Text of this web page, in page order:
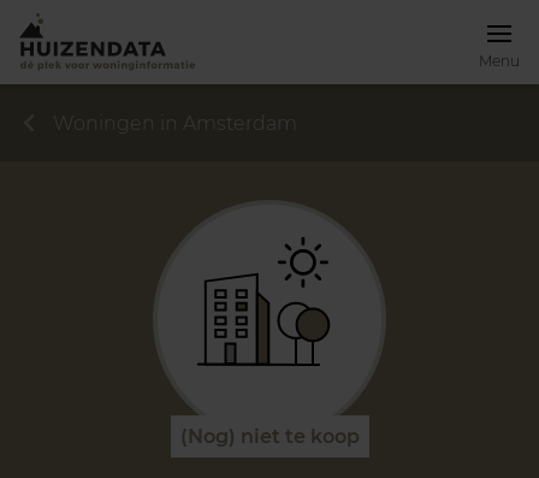
Menu
Woningen in Amsterdam
(Nog) niet te koop